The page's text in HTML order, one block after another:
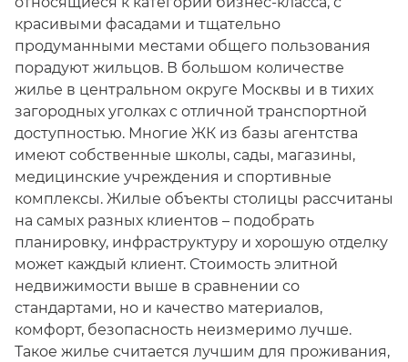
красивыми фасадами и тщательно
продуманными местами общего пользования
порадуют жильцов. В большом количестве
жилье в центральном округе Москвы и в тихих
загородных уголках с отличной транспортной
доступностью. Многие ЖК из базы агентства
имеют собственные школы, сады, магазины,
медицинские учреждения и спортивные
комплексы. Жилые объекты столицы рассчитаны
на самых разных клиентов – подобрать
планировку, инфраструктуру и хорошую отделку
может каждый клиент. Стоимость элитной
недвижимости выше в сравнении со
стандартами, но и качество материалов,
комфорт, безопасность неизмеримо лучше.
Такое жилье считается лучшим для проживания,